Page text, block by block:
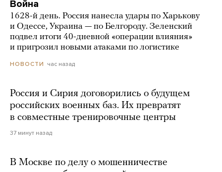
Война
1628-й день. Россия нанесла удары по Харькову
и Одессе, Украина — по Белгороду. Зеленский
подвел итоги 40-дневной «операции влияния»
и пригрозил новыми атаками по логистике
НОВОСТИ час назад
Россия и Сирия договорились о будущем
российских военных баз. Их превратят
в совместные тренировочные центры
37 минут назад
В Москве по делу о мошенничестве